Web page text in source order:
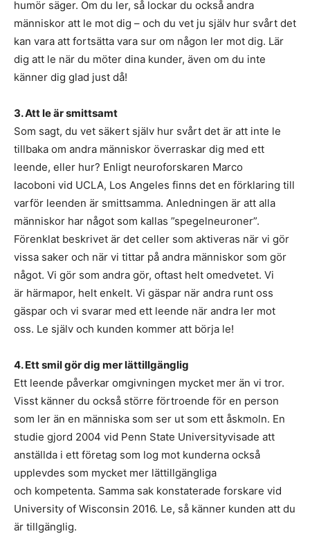
humör säger. Om du ler, så lockar du också andra
människor att le mot dig – och du vet ju själv hur svårt det
kan vara att fortsätta vara sur om någon ler mot dig. Lär
dig att le när du möter dina kunder, även om du inte
känner dig glad just då!
3. Att le är smittsamt
Som sagt, du vet säkert själv hur svårt det är att inte le
tillbaka om andra människor överraskar dig med ett
leende, eller hur? Enligt neuroforskaren Marco
Iacoboni vid UCLA, Los Angeles finns det en förklaring till
varför leenden är smittsamma. Anledningen är att alla
människor har något som kallas ”spegelneuroner”.
Förenklat beskrivet är det celler som aktiveras när vi gör
vissa saker och när vi tittar på andra människor som gör
något. Vi gör som andra gör, oftast helt omedvetet. Vi
är härmapor, helt enkelt. Vi gäspar när andra runt oss
gäspar och vi svarar med ett leende när andra ler mot
oss. Le själv och kunden kommer att börja le!
4. Ett smil gör dig mer lättillgänglig
Ett leende påverkar omgivningen mycket mer än vi tror.
Visst känner du också större förtroende för en person
som ler än en människa som ser ut som ett åskmoln. En
studie gjord 2004 vid Penn State Universityvisade att
anställda i ett företag som log mot kunderna också
upplevdes som mycket mer lättillgängliga
och kompetenta. Samma sak konstaterade forskare vid
University of Wisconsin 2016. Le, så känner kunden att du
är tillgänglig.